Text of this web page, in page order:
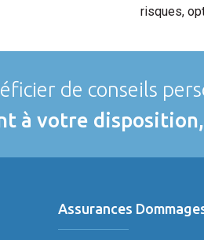
risques,
de conseils
à votre disposition,
Assurances